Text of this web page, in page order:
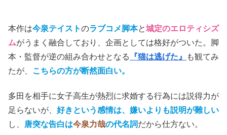
本作は今泉テイストのラブコメ脚本と城定のエロティシズ
ムがうまく融合しており、企画としては格好がついた。脚
本・監督が逆の組み合わせとなる
『猫は逃げた』 も観てみ
たが、 こちらの方が断然面白い。
多田を相手に女子高生が熱烈に求婚する行為には説得力が
足らないが、 好きという感情は、嫌いよりも説明が難しい
し、
唐突な告白は今泉力哉の代名詞だから仕方ない。